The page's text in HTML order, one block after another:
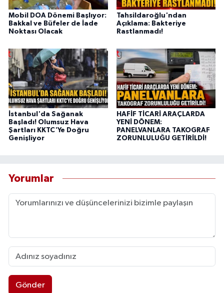
Mobil DOA Dönemi Başlıyor:
Bakkal ve Büfeler de İade
Noktası Olacak
Tahsildaroğlu'ndan
Açıklama: Bakteriye
Rastlanmadı!
İstanbul'da Sağanak
Başladı! Olumsuz Hava
Şartları KKTC'Ye Doğru
Genişliyor
HAFİF TİCARİ ARAÇLARDA
YENİ DÖNEM:
PANELVANLARA TAKOGRAF
ZORUNLULUĞU GETİRİLDİ!
Yorumlar
Gönder